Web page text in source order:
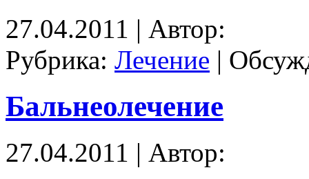
27.04.2011 | Автор:
Рубрика: Лечение |
Бальнеолечение
27.04.2011 | Автор: